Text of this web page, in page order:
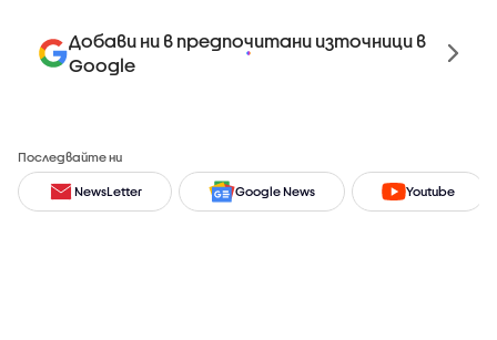
Добави ни в предпочитани източници в
Google
Последвайте ни
NewsLetter Google News Youtube